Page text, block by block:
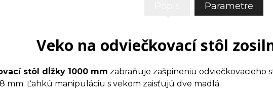
Parametre
Veko na odviečkovací stôl
stôl dĺžky 1000 mm zabraňuje zašpineniu odviečkovacieho
mm. Ľahkú manipuláciu s vekom zaisťujú dve madlá.